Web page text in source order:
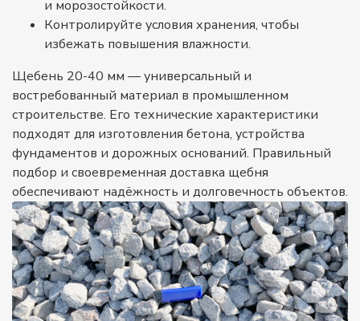
и морозостойкости.
Контролируйте условия хранения, чтобы
избежать повышения влажности.
Щебень 20-40 мм — универсальный и
востребованный материал в промышленном
строительстве. Его технические характеристики
подходят для изготовления бетона, устройства
фундаментов и дорожных оснований. Правильный
подбор и своевременная доставка щебня
обеспечивают надёжность и долговечность объектов.